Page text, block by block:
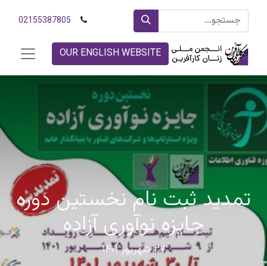
02155387805
OUR ENGLISH WEBSITE
تمدید ثبت نام نخستین دوره
جایزه نوآوری آزاده
۲۷ شهریور ۱۴۰۱